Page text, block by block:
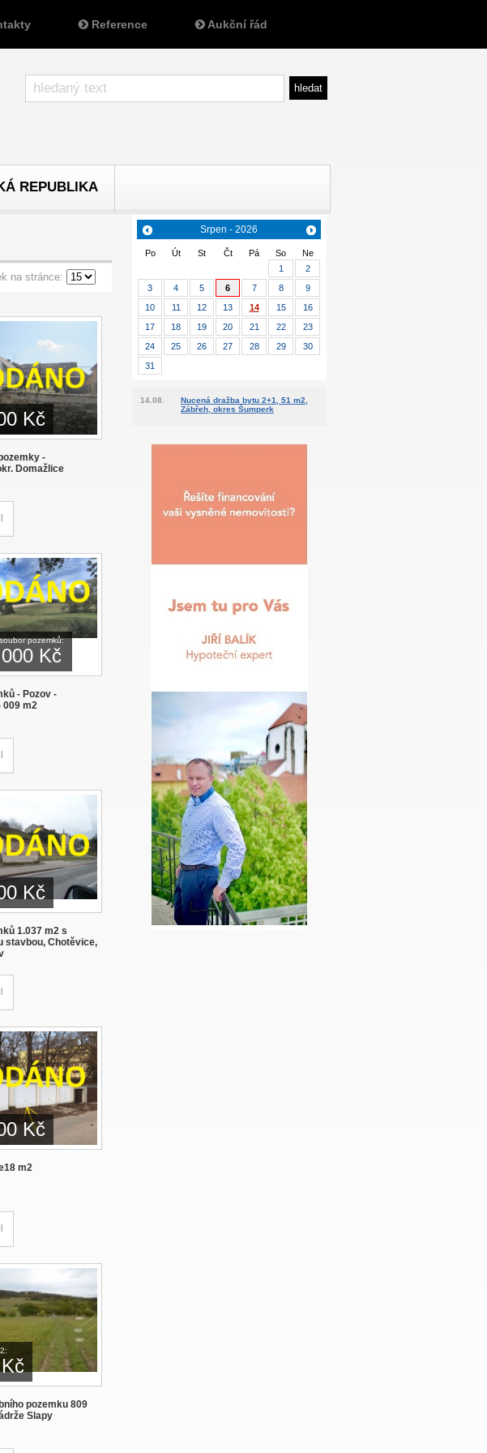
na stránce:
Kč
-
Domažlice
pozemků:
Kč
- Pozov -
009 m2
Kč
1.037 m2 s
stavbou, Chotěvice,
Kč
m2
pozemku 809
Slapy
Srpen - 2026
Po Út St Čt Pá So
Ne
1
2
3
4 5 6 7 8
9
10
11 12 13 14 15
16
17
18 19 20 21 22
23
24
25 26 27 28 29
30
31
14.08.
Nucená dražba bytu 2+1, 51 m2,
Zábřeh, okres Šumperk
REPUBLIKA
Reference Aukční řád